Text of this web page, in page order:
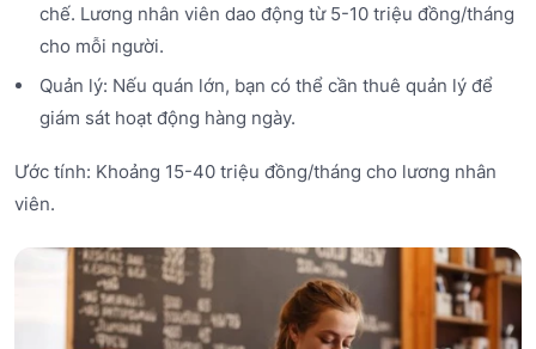
chế. Lương nhân viên dao động từ 5-10 triệu đồng/tháng
cho mỗi người.
Quản lý: Nếu quán lớn, bạn có thể cần thuê quản lý để
giám sát hoạt động hàng ngày.
Ước tính: Khoảng 15-40 triệu đồng/tháng cho lương nhân
viên.